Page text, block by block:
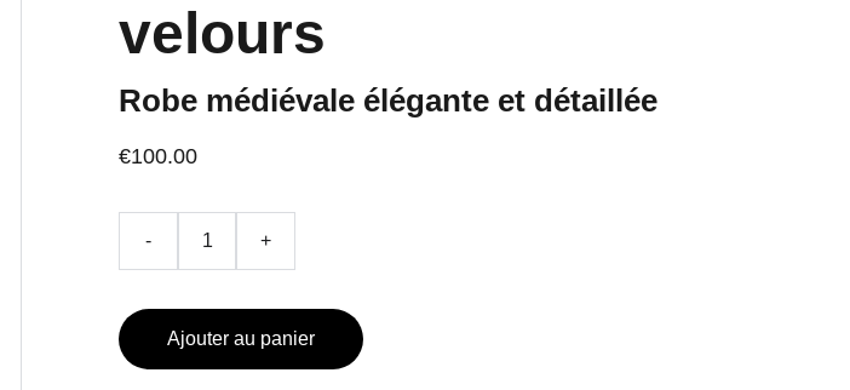
velours
Robe médiévale élégante et détaillée
€100.00
- +
Ajouter au panier